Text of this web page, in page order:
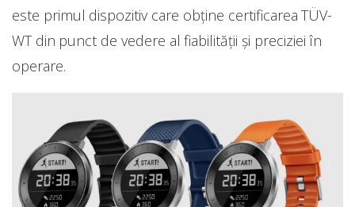
este primul dispozitiv care obține certificarea TÜV-
WT din punct de vedere al fiabilității și preciziei în
operare.